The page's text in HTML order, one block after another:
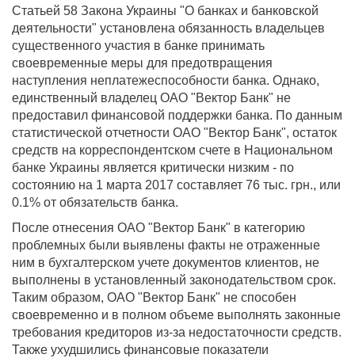
Статьей 58 Закона Украины "О банках и банковской
деятельности" установлена обязанность владельцев
существенного участия в банке принимать
своевременные меры для предотвращения
наступления неплатежеспособности банка. Однако,
единственный владелец ОАО "Вектор Банк" не
предоставил финансовой поддержки банка. По данным
статистической отчетности ОАО "Вектор Банк", остаток
средств на корреспондентском счете в Национальном
банке Украины является критически низким - по
состоянию на 1 марта 2017 составляет 76 тыс. грн., или
0.1% от обязательств банка.
После отнесения ОАО "Вектор Банк" в категорию
проблемных были выявлены факты не отраженные
ним в бухгалтерском учете документов клиентов, не
выполнены в установленный законодательством срок.
Таким образом, ОАО "Вектор Банк" не способен
своевременно и в полном объеме выполнять законные
требования кредиторов из-за недостаточности средств.
Также ухудшились финансовые показатели